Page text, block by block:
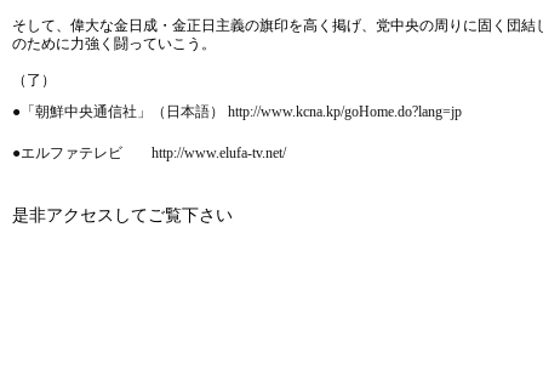
そして、偉大な金日成・金正日主義の旗印を高く掲げ、党中央の周りに固く団
のために力強く闘っていこう。
（了）
●「朝鮮中央通信社」（日本語） http://www.kcna.kp/goHome.do?lang=jp
●エルファテレビ http://www.elufa-tv.net/
是非アクセスしてご覧下さい